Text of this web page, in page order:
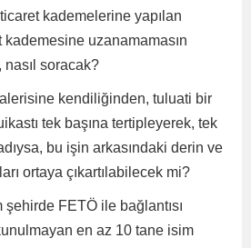
kademelerine yapılan
uzanamamasın
nasıl soracak?
kendiliğinden, tuluati bir
tek başına tertipleyerek, tek
bu işin arkasındaki derin ve
ortaya çıkartılabilecek mi?
FETÖ ile bağlantısı
en az 10 tane isim